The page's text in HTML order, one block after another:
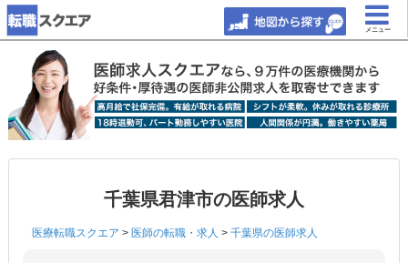
メニュー
千葉県君津市の医師求人
医療転職スクエア > 医師の転職・求人 > 千葉県の医師求人